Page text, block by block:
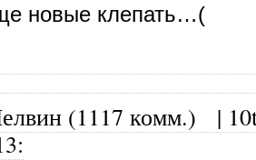
новые клепать…(
(1117 комм.) |
: